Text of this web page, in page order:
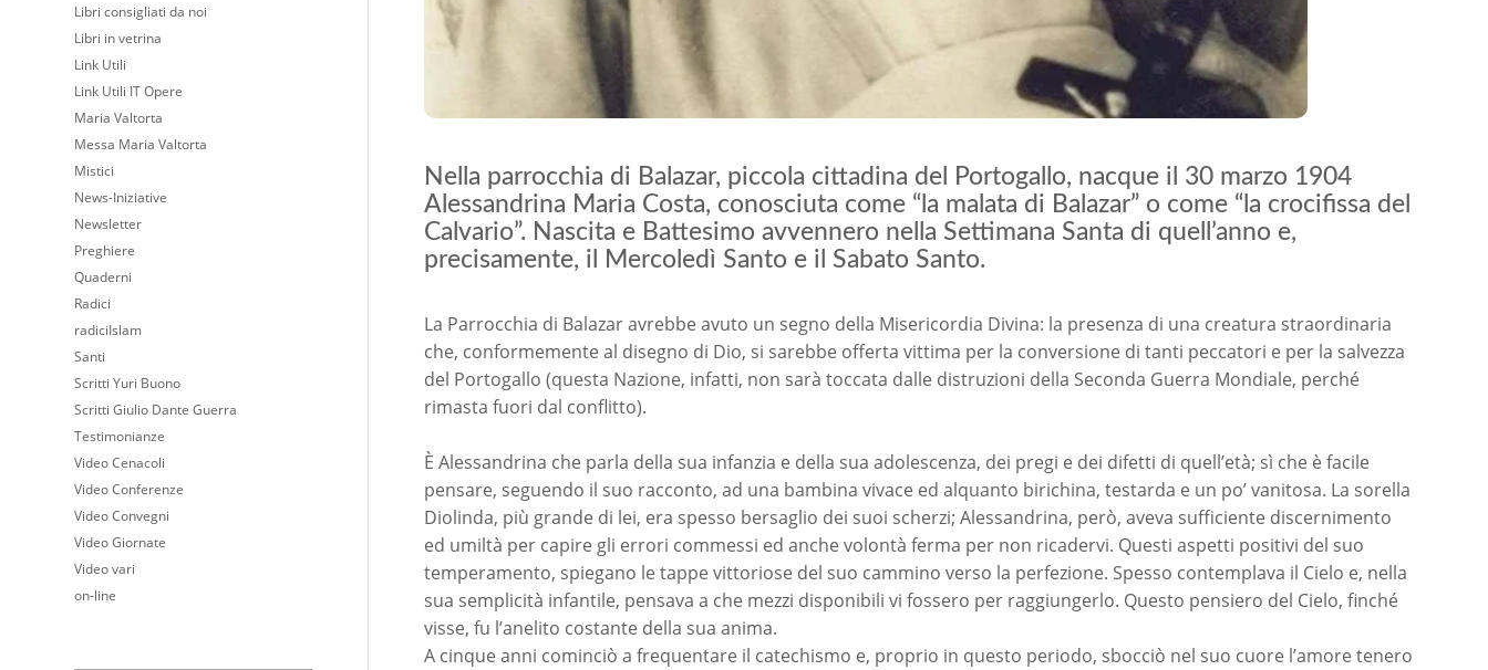
Nella parrocchia di Balazar, piccola cittadina del Portogallo, nacque il 30 marzo 1904
Alessandrina Maria Costa, conosciuta come “la malata di Balazar” o come “la crocifissa del
Calvario”. Nascita e Battesimo avvennero nella Settimana Santa di quell’anno e,
precisamente, il Mercoledì Santo e il Sabato Santo.
La Parrocchia di Balazar avrebbe avuto un segno della Misericordia Divina: la presenza di una creatura straordinaria
che, conformemente al disegno di Dio, si sarebbe offerta vittima per la conversione di tanti peccatori e per la salvezza
del Portogallo (questa Nazione, infatti, non sarà toccata dalle distruzioni della Seconda Guerra Mondiale, perché
rimasta fuori dal conflitto).
È Alessandrina che parla della sua infanzia e della sua adolescenza, dei pregi e dei difetti di quell’età; sì che è facile
pensare, seguendo il suo racconto, ad una bambina vivace ed alquanto birichina, testarda e un po’ vanitosa. La sorella
Diolinda, più grande di lei, era spesso bersaglio dei suoi scherzi; Alessandrina, però, aveva sufficiente discernimento
ed umiltà per capire gli errori commessi ed anche volontà ferma per non ricadervi. Questi aspetti positivi del suo
temperamento, spiegano le tappe vittoriose del suo cammino verso la perfezione. Spesso contemplava il Cielo e, nella
sua semplicità infantile, pensava a che mezzi disponibili vi fossero per raggiungerlo. Questo pensiero del Cielo, finché
visse, fu l’anelito costante della sua anima.
A cinque anni cominciò a frequentare il catechismo e, proprio in questo periodo, sbocciò nel suo cuore l’amore tenero
Libri consigliati da noi
Libri in vetrina
Link Utili
Link Utili IT Opere
Maria Valtorta
Messa Maria Valtorta
Mistici
News-Iniziative
Newsletter
Preghiere
Quaderni
Radici
radiciIslam
Santi
Scritti Yuri Buono
Scritti Giulio Dante Guerra
Testimonianze
Video Cenacoli
Video Conferenze
Video Convegni
Video Giornate
Video vari
on-line